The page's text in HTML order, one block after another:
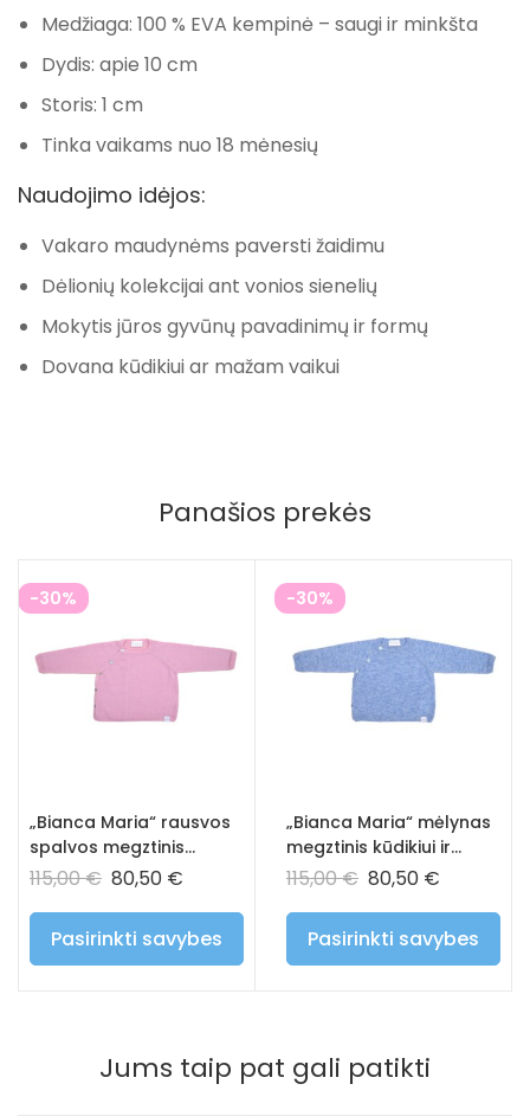
Medžiaga: 100 % EVA kempinė – saugi ir minkšta
Dydis: apie 10 cm
Storis: 1 cm
Tinka vaikams nuo 18 mėnesių
Naudojimo idėjos:
Vakaro maudynėms paversti žaidimu
Dėlionių kolekcijai ant vonios sienelių
Mokytis jūros gyvūnų pavadinimų ir formų
Dovana kūdikiui ar mažam vaikui
Panašios prekės
-30%
„Bianca Maria“ rausvos
spalvos megztinis
kūdikiui ir vaikui – 100%
115,00€ 80,50 €
Pasirinkti savybes
-30%
„Bianca Maria“ mėlynas
megztinis kūdikiui ir
vaikui – 100% prabangus
115,00€ 80,50 €
Pasirinkti savybes
Jums taip pat gali patikti